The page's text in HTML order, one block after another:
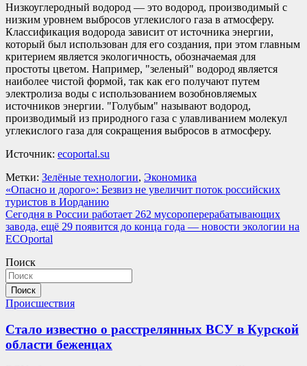
Низкоуглеродный водород — это водород, производимый с
низким уровнем выбросов углекислого газа в атмосферу.
Классификация водорода зависит от источника энергии,
который был использован для его создания, при этом главным
критерием является экологичность, обозначаемая для
простоты цветом. Например, "зеленый" водород является
наиболее чистой формой, так как его получают путем
электролиза воды с использованием возобновляемых
источников энергии. "Голубым" называют водород,
производимый из природного газа c улавливанием молекул
углекислого газа для сокращения выбросов в атмосферу.
Источник: ecoportal.su
Метки: Зелёные технологии, Экономика
Навигация
по
записям
«Опасно и дорого»: Безвиз не увеличит поток российских
туристов в Иорданию
Сегодня в России работает 262 мусороперерабатывающих
завода, ещё 29 появится до конца года — новости экологии на
ECOportal
Поиск
Поиск
Происшествия
Стало известно о расстрелянных ВСУ в Курской
области беженцах